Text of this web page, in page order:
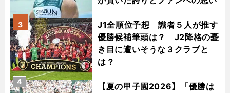
J1全順位予想 識者５人が推す
優勝候補筆頭は？ J2降格の憂
き目に遭いそうな３クラブと
は？
3
【夏の甲子園2026】「優勝は
4